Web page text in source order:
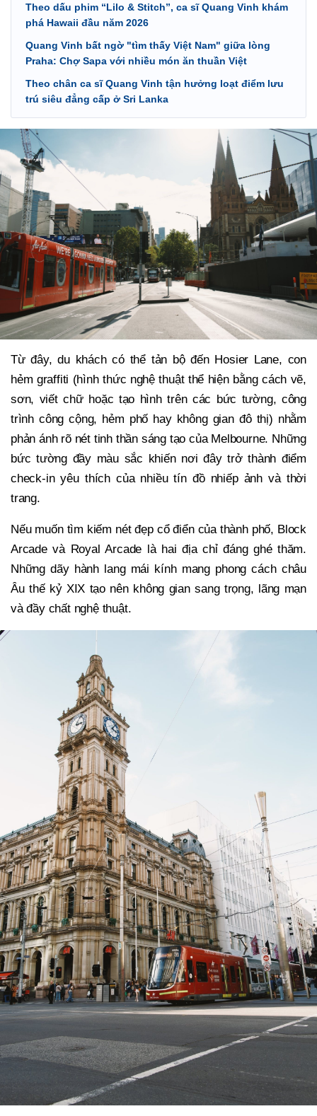
Theo dấu phim “Lilo & Stitch”, ca sĩ Quang Vinh khám
phá Hawaii đầu năm 2026
Quang Vinh bất ngờ "tìm thấy Việt Nam" giữa lòng
Praha: Chợ Sapa với nhiều món ăn thuần Việt
Theo chân ca sĩ Quang Vinh tận hưởng loạt điểm lưu
trú siêu đẳng cấp ở Sri Lanka
Từ đây, du khách có thể tản bộ đến Hosier Lane, con
hẻm graffiti (hình thức nghệ thuật thể hiện bằng cách vẽ,
sơn, viết chữ hoặc tạo hình trên các bức tường, công
trình công cộng, hẻm phố hay không gian đô thị) nhằm
phản ánh rõ nét tinh thần sáng tạo của Melbourne. Những
bức tường đầy màu sắc khiến nơi đây trở thành điểm
check-in yêu thích của nhiều tín đồ nhiếp ảnh và thời
trang.
Nếu muốn tìm kiếm nét đẹp cổ điển của thành phố, Block
Arcade và Royal Arcade là hai địa chỉ đáng ghé thăm.
Những dãy hành lang mái kính mang phong cách châu
Âu thế kỷ XIX tạo nên không gian sang trọng, lãng mạn
và đầy chất nghệ thuật.